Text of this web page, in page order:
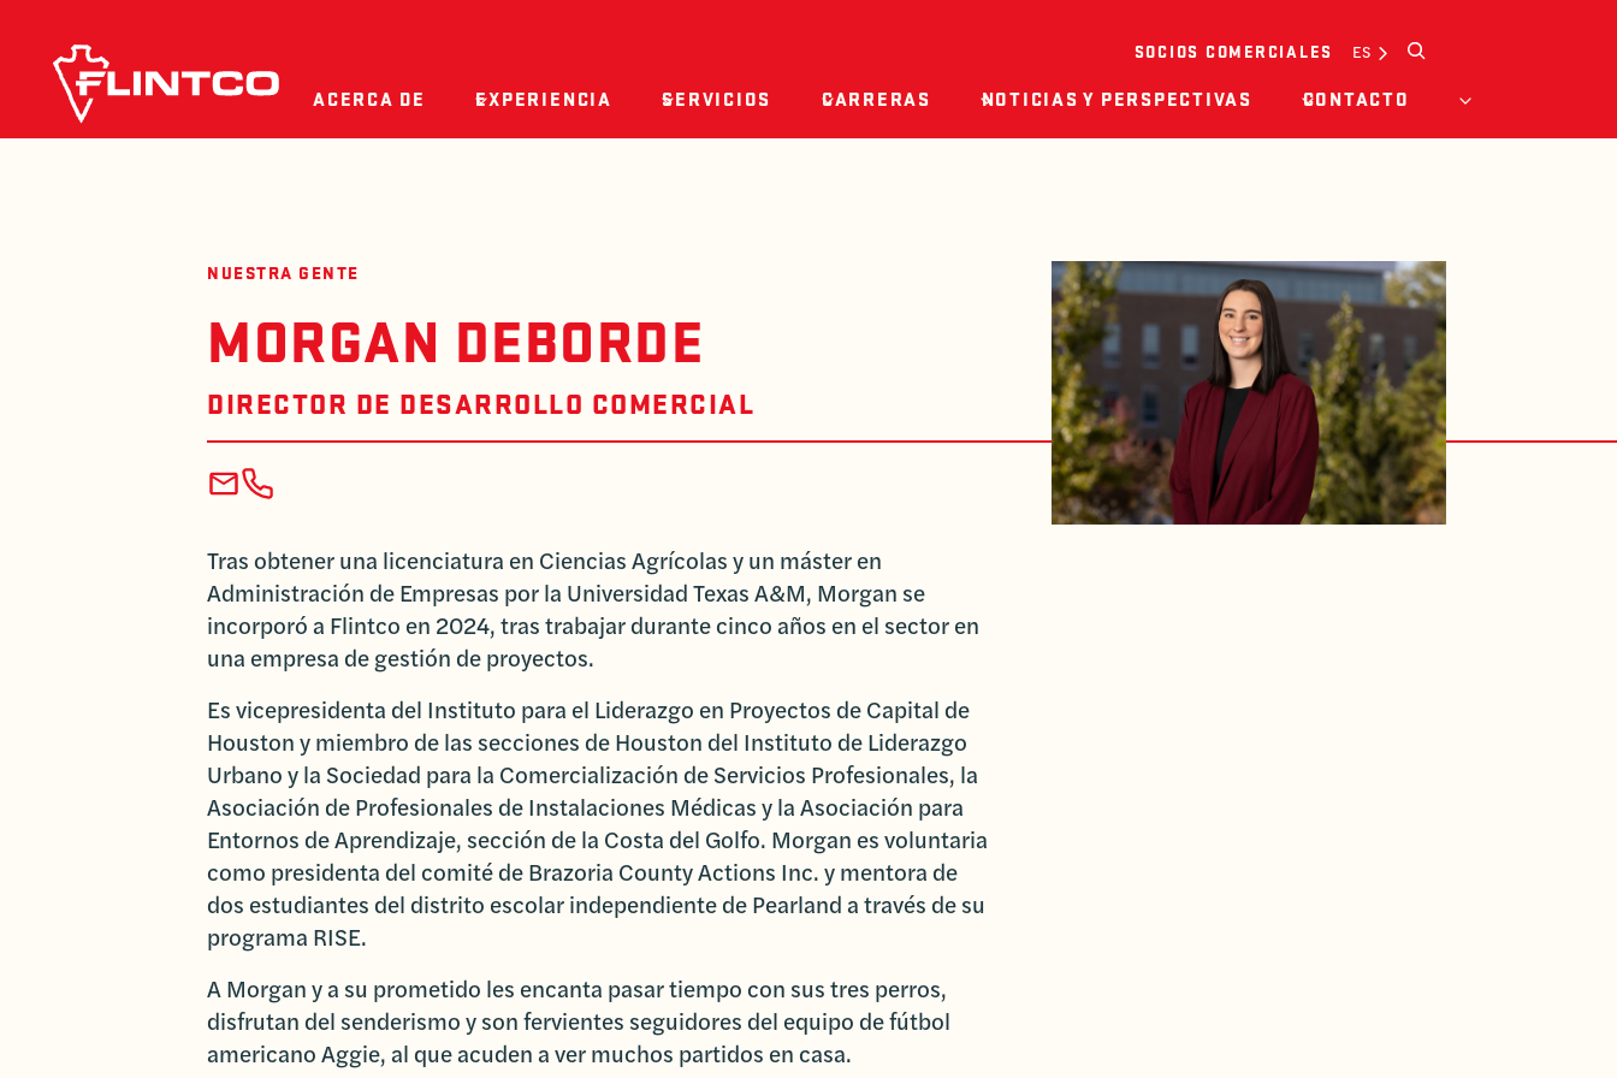
SOCIOS COMERCIALES ESBuscar
ACERCA DE EXPERIENCIA SERVICIOS CARRERAS NOTICIAS Y PERSPECTIVAS CONTACTO
NUESTRA GENTE
MORGAN DEBORDE
DIRECTOR DE DESARROLLO COMERCIAL
Tras obtener una licenciatura en Ciencias Agrícolas y un máster en
Administración de Empresas por la Universidad Texas A&M, Morgan se
incorporó a Flintco en 2024, tras trabajar durante cinco años en el sector en
una empresa de gestión de proyectos.
Es vicepresidenta del Instituto para el Liderazgo en Proyectos de Capital de
Houston y miembro de las secciones de Houston del Instituto de Liderazgo
Urbano y la Sociedad para la Comercialización de Servicios Profesionales, la
Asociación de Profesionales de Instalaciones Médicas y la Asociación para
Entornos de Aprendizaje, sección de la Costa del Golfo. Morgan es voluntaria
como presidenta del comité de Brazoria County Actions Inc. y mentora de
dos estudiantes del distrito escolar independiente de Pearland a través de su
programa RISE.
A Morgan y a su prometido les encanta pasar tiempo con sus tres perros,
disfrutan del senderismo y son fervientes seguidores del equipo de fútbol
americano Aggie, al que acuden a ver muchos partidos en casa.